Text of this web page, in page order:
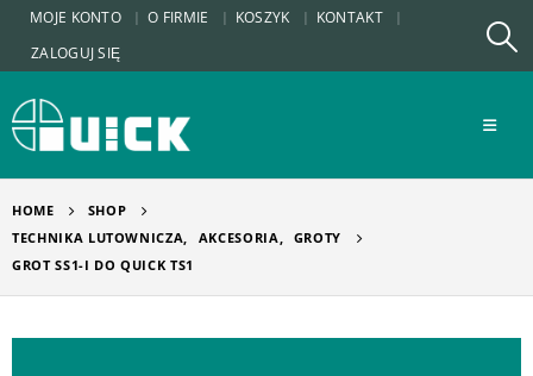
MOJE KONTO O FIRMIE KOSZYK
KONTAKT
ZALOGUJ SIĘ
HOME
SHOP
TECHNIKA LUTOWNICZA, AKCESORIA, GROTY
GROT SS1-I DO QUICK TS1